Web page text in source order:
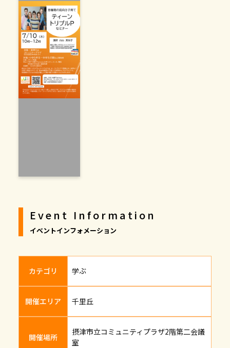
Event Information
イベントインフォメーション
カテゴリ 学ぶ
開催エリア 千里丘
開催場所
摂津市立コミュニティプラザ2階第二会議
室